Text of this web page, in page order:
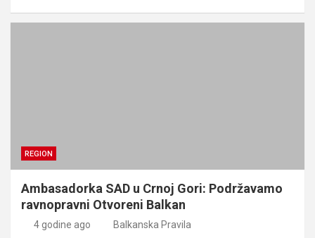
REGION
Ambasadorka SAD u Crnoj Gori: Podržavamo
ravnopravni Otvoreni Balkan
4 godine ago Balkanska Pravila